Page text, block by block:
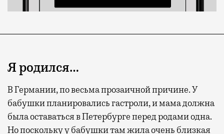
Я родился…
В Германии, по весьма прозаичной причине. У
бабушки планировались гастроли, и мама должна
была оставаться в Петербурге перед родами одна.
Но поскольку у бабушки там жила очень близкая